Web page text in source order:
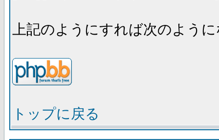
上記のようにすれば次のよう
トップに戻る